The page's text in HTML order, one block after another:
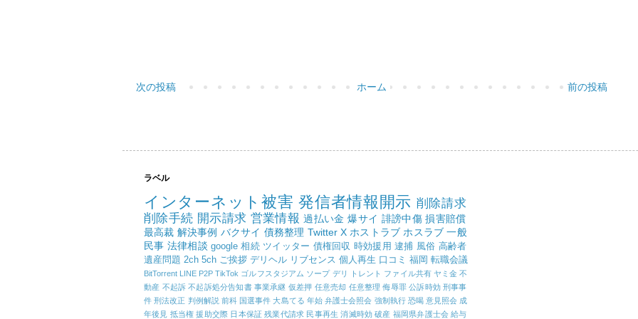
次の投稿 前の投稿
ホーム
ラベル
インターネット被害 発信者情報開示 削除請求
削除手続 開示請求 営業情報 過払い金 爆サイ 誹謗中傷 損害賠償
最高裁 解決事例 バクサイ 債務整理 Twitter X ホストラブ ホスラブ 一般
民事 法律相談 google 相続 ツイッター 債権回収 時効援用 逮捕 風俗 高齢者
遺産問題 2ch 5ch ご挨拶 デリヘル リブセンス 個人再生 口コミ 福岡 転職会議
BitTorrent LINE P2P TikTok ゴルフスタジアム ソープ デリ トレント ファイル共有 ヤミ金 不
動産 不起訴 不起訴処分告知書 事業承継 仮差押 任意売却 任意整理 侮辱罪 公訴時効 刑事事
件 刑法改正 判例解説 前科 国選事件 大島てる 年始 弁護士会照会 強制執行 恐喝 意見照会 成
年後見 抵当権 援助交際 日本保証 残業代請求 民事再生 消滅時効 破産 福岡県弁護士会 給与